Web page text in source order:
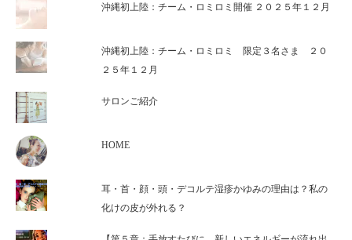
沖縄初上陸：チーム・ロミロミ開催 ２０２５年１２月
沖縄初上陸：チーム・ロミロミ 限定３名さま ２０
２５年１２月
サロンご紹介
HOME
耳・首・顔・頭・デコルテ湿疹かゆみの理由は？私の
化けの皮が外れる？